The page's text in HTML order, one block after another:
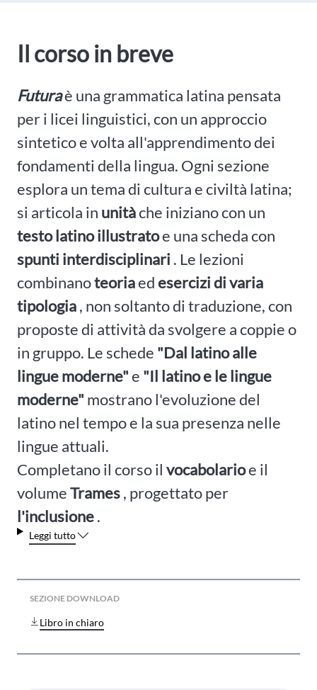
Il corso in breve
Futuraè una grammatica latina pensata
per i licei linguistici, con un approccio
sintetico e volta all'apprendimento dei
fondamenti della lingua. Ogni sezione
esplora un tema di cultura e civiltà latina;
si articola in unitàche iniziano con un
testo latino illustratoe una scheda con
spunti interdisciplinari . Le lezioni
combinanoteoriaedesercizi di varia
tipologia, non soltanto di traduzione, con
proposte di attività da svolgere a coppie o
in gruppo. Le schede "Dal latino alle
lingue moderne"e "Il latino e le lingue
moderne" mostrano l'evoluzione del
latino nel tempo e la sua presenza nelle
lingue attuali.
Completano il corso il vocabolarioe il
volumeTrames, progettato per
l'inclusione.
Leggi tutto
SEZIONE DOWNLOAD
Libro in chiaro